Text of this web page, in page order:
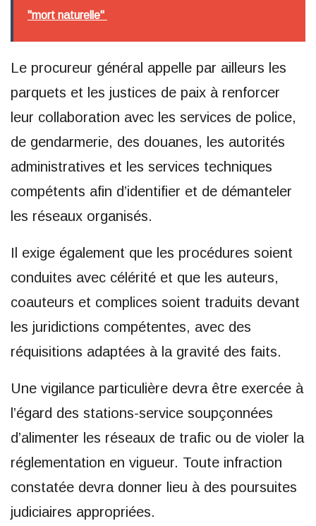
"mort naturelle"
Le procureur général appelle par ailleurs les
parquets et les justices de paix à renforcer
leur collaboration avec les services de police,
de gendarmerie, des douanes, les autorités
administratives et les services techniques
compétents afin d’identifier et de démanteler
les réseaux organisés.
Il exige également que les procédures soient
conduites avec célérité et que les auteurs,
coauteurs et complices soient traduits devant
les juridictions compétentes, avec des
réquisitions adaptées à la gravité des faits.
Une vigilance particulière devra être exercée à
l’égard des stations-service soupçonnées
d’alimenter les réseaux de trafic ou de violer la
réglementation en vigueur. Toute infraction
constatée devra donner lieu à des poursuites
judiciaires appropriées.